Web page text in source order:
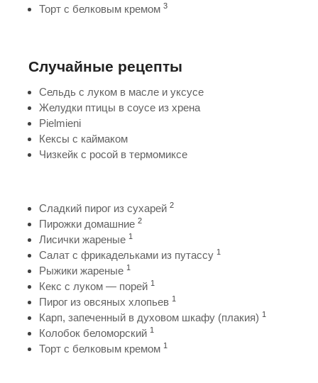
Торт с белковым кремом 3
Случайные рецепты
Сельдь с луком в масле и уксусе
Желудки птицы в соусе из хрена
Pielmieni
Кексы с каймаком
Чизкейк с росой в термомиксе
Сладкий пирог из сухарей 2
Пирожки домашние 2
Лисички жареные 1
Салат с фрикадельками из путассу 1
Рыжики жареные 1
Кекс с луком — порей 1
Пирог из овсяных хлопьев 1
Карп, запеченный в духовом шкафу (плакия) 1
Колобок беломорский 1
Торт с белковым кремом 1